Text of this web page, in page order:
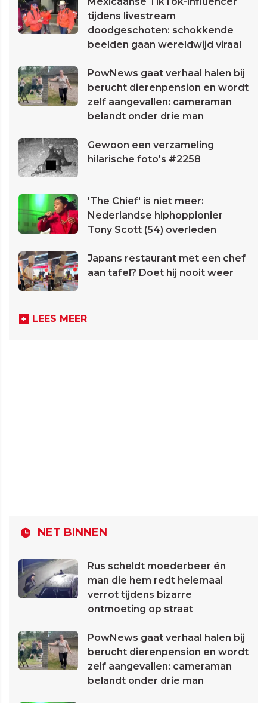
tijdens livestream
doodgeschoten: schokkende
beelden gaan wereldwijd viraal
PowNews gaat verhaal halen bij
berucht dierenpension en wordt
zelf aangevallen: cameraman
belandt onder drie man
Gewoon een verzameling
hilarische foto's #2258
'The Chief' is niet meer:
Nederlandse hiphoppionier
Tony Scott (54) overleden
Japans restaurant met een chef
aan tafel? Doet hij nooit weer
LEES MEER
NET BINNEN
Rus scheldt moederbeer én
man die hem redt helemaal
verrot tijdens bizarre
ontmoeting op straat
PowNews gaat verhaal halen bij
berucht dierenpension en wordt
zelf aangevallen: cameraman
belandt onder drie man